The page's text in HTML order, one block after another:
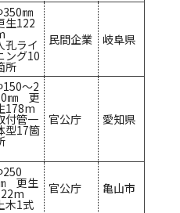
㎜
生122
孔ライ
ング10
所
民間企業 岐阜県
～2
㎜ 更
178m
付管一
型17箇
官公庁 愛知県
更生
木1式
官公庁 亀山市